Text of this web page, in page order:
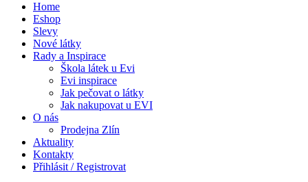
Home
Eshop
Slevy
Nové látky
Rady a Inspirace
Škola látek u Evi
Evi inspirace
Jak pečovat o látky
Jak nakupovat u EVI
O nás
Prodejna Zlín
Aktuality
Kontakty
Přihlásit / Registrovat